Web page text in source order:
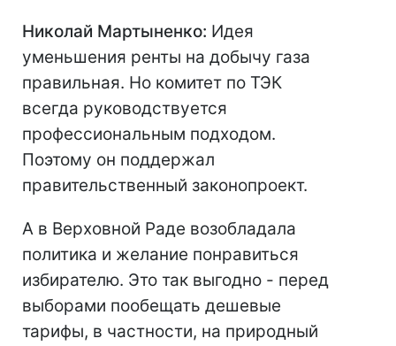
Николай Мартыненко: Идея
уменьшения ренты на добычу газа
правильная. Но комитет по ТЭК
всегда руководствуется
профессиональным подходом.
Поэтому он поддержал
правительственный законопроект.
А в Верховной Раде возобладала
политика и желание понравиться
избирателю. Это так выгодно - перед
выборами пообещать дешевые
тарифы, в частности, на природный